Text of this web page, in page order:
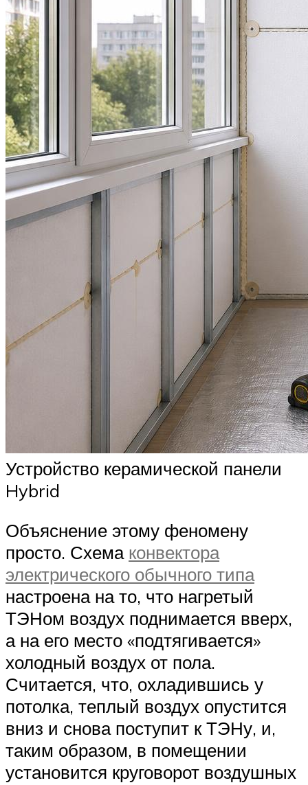
Устройство керамической панели
Hybrid
Объяснение этому феномену
просто. Схема конвектора
электрического обычного типа
настроена на то, что нагретый
ТЭНом воздух поднимается вверх,
а на его место «подтягивается»
холодный воздух от пола.
Считается, что, охладившись у
потолка, теплый воздух опустится
вниз и снова поступит к ТЭНу, и,
таким образом, в помещении
установится круговорот воздушных